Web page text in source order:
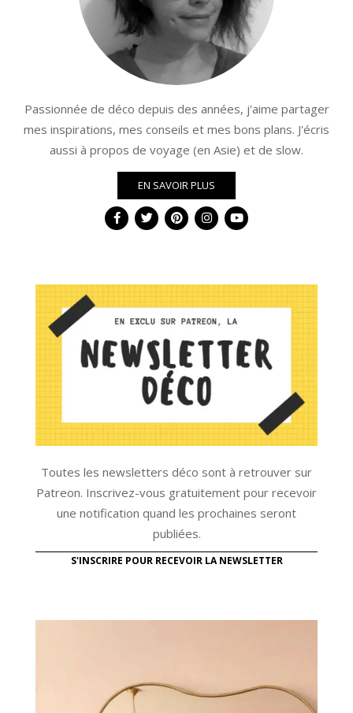
Passionnée de déco depuis des années, j'aime partager
mes inspirations, mes conseils et mes bons plans. J'écris
aussi à propos de voyage (en Asie) et de slow.
EN SAVOIR PLUS
Toutes les newsletters déco sont à retrouver sur
Patreon. Inscrivez-vous gratuitement pour recevoir
une notification quand les prochaines seront
publiées.
S'INSCRIRE POUR RECEVOIR LA NEWSLETTER